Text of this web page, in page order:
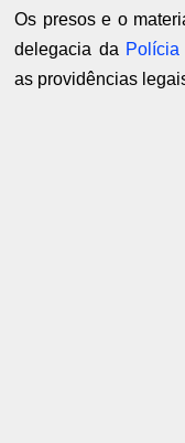
Os presos e o
delegacia da Polícia
as providências